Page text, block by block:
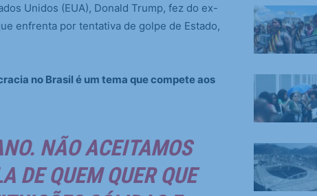
Unidos (EUA), Donald Trump, fez do ex-
enfrenta por tentativa de golpe de Estado,
no Brasil é um tema que compete aos
NÃO ACEITAMOS
DE QUEM QUER QUE